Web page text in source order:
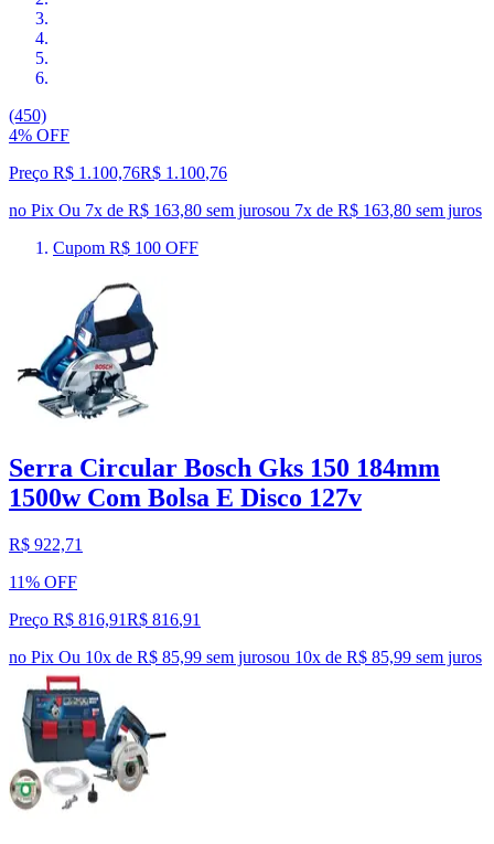
(450)
4% OFF
Preço R$ 1.100,76R$ 1.100,76
no Pix Ou 7x de R$ 163,80 sem jurosou 7x de R$ 163,80 sem juros
Cupom R$ 100 OFF
Serra Circular Bosch Gks 150 184mm
1500w Com Bolsa E Disco 127v
R$ 922,71
11% OFF
Preço R$ 816,91R$ 816,91
no Pix Ou 10x de R$ 85,99 sem jurosou 10x de R$ 85,99 sem juros